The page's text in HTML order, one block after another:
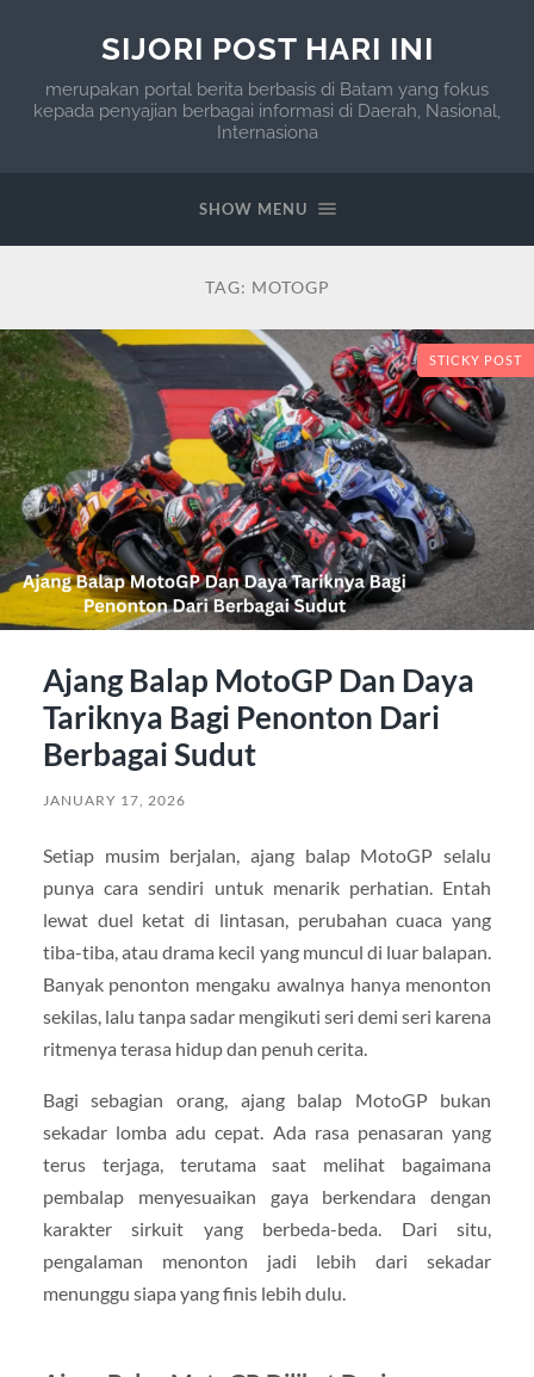
SIJORI POST HARI INI
merupakan portal berita berbasis di Batam yang fokus
kepada penyajian berbagai informasi di Daerah, Nasional,
Internasiona
SHOW MENU
TAG: MOTOGP
STICKY POST
Ajang Balap MotoGP Dan Daya
Tariknya Bagi Penonton Dari
Berbagai Sudut
JANUARY 17, 2026
Setiap musim berjalan, ajang balap MotoGP selalu
punya cara sendiri untuk menarik perhatian. Entah
lewat duel ketat di lintasan, perubahan cuaca yang
tiba-tiba, atau drama kecil yang muncul di luar balapan.
Banyak penonton mengaku awalnya hanya menonton
sekilas, lalu tanpa sadar mengikuti seri demi seri karena
ritmenya terasa hidup dan penuh cerita.
Bagi sebagian orang, ajang balap MotoGP bukan
sekadar lomba adu cepat. Ada rasa penasaran yang
terus terjaga, terutama saat melihat bagaimana
pembalap menyesuaikan gaya berkendara dengan
karakter sirkuit yang berbeda-beda. Dari situ,
pengalaman menonton jadi lebih dari sekadar
menunggu siapa yang finis lebih dulu.